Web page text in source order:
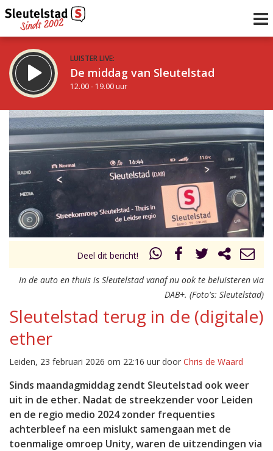
LUISTER LIVE:
De middag van Sleutelstad
12.00 - 19.00 uur
STRAKS:
De avond van Sleutelstad
19.00 - 22.00 uur
Vorig uur
uur 1 van 0 Volgend uur
Deel dit bericht!
In de auto en thuis is Sleutelstad vanaf nu ook te beluisteren via
DAB+. (Foto's: Sleutelstad)
Sleutelstad terug in de (digitale)
ether
Leiden, 23 februari 2026 om 22:16 uur door Chris de Waard
Sinds maandagmiddag zendt Sleutelstad ook weer
uit in de ether. Nadat de streekzender voor Leiden
en de regio medio 2024 zonder frequenties
achterbleef na een mislukt samengaan met de
toenmalige omroep Unity, waren de uitzendingen via